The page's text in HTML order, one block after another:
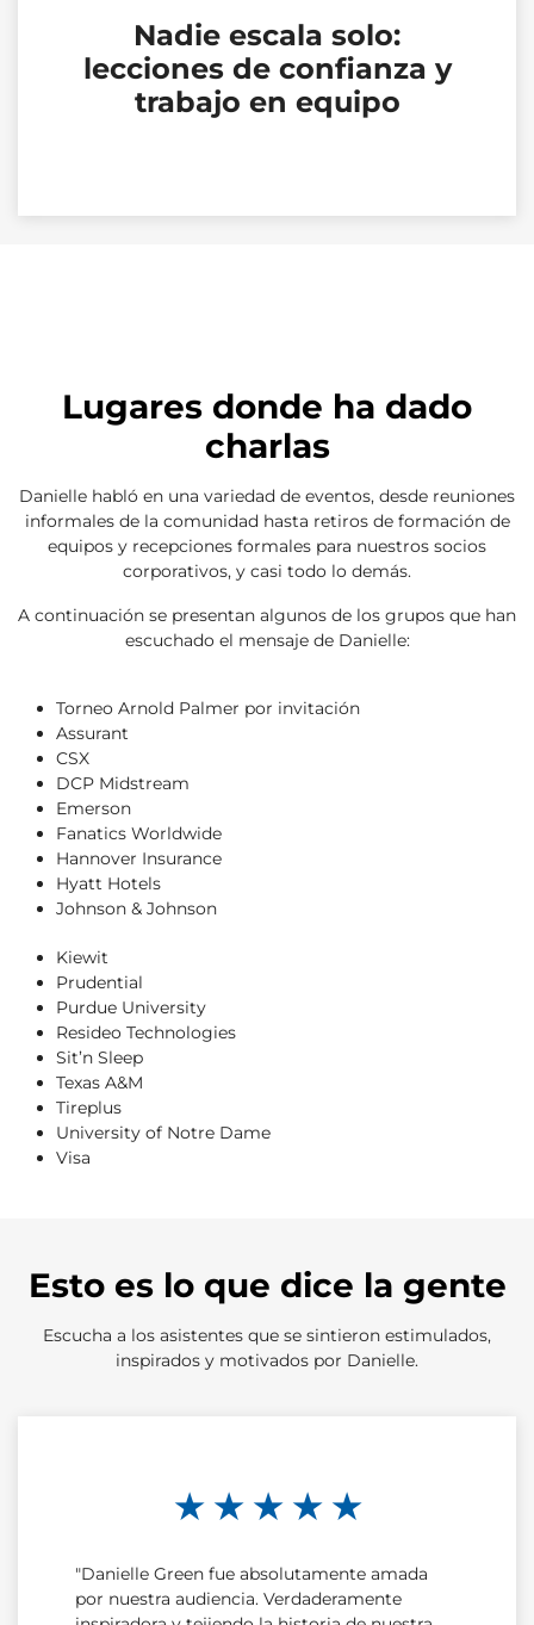
Nadie escala solo:
lecciones de confianza y
trabajo en equipo
Lugares donde ha dado
charlas
Danielle habló en una variedad de eventos, desde reuniones
informales de la comunidad hasta retiros de formación de
equipos y recepciones formales para nuestros socios
corporativos, y casi todo lo demás.
A continuación se presentan algunos de los grupos que han
escuchado el mensaje de Danielle:
Torneo Arnold Palmer por invitación
Assurant
CSX
DCP Midstream
Emerson
Fanatics Worldwide
Hannover Insurance
Hyatt Hotels
Johnson & Johnson
Kiewit
Prudential
Purdue University
Resideo Technologies
Sit’n Sleep
Texas A&M
Tireplus
University of Notre Dame
Visa
Esto es lo que dice la gente
Escucha a los asistentes que se sintieron estimulados,
inspirados y motivados por Danielle.
★ ★ ★ ★ ★
"Danielle Green fue absolutamente amada
por nuestra audiencia. Verdaderamente